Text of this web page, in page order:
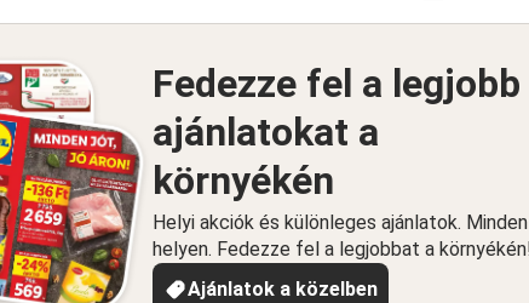
Fedezze fel a legjobb
ajánlatokat a
környékén
Helyi akciók és különleges ajánlatok.
helyen. Fedezze fel a legjobbat a
Ajánlatok a közelben